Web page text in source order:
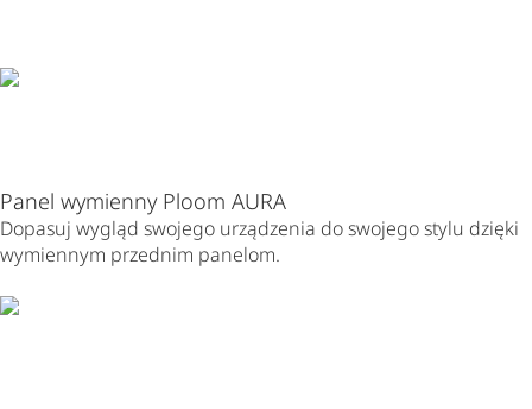
Panel wymienny Ploom AURA
Dopasuj wygląd swojego urządzenia do swojego stylu dzięki
wymiennym przednim panelom.